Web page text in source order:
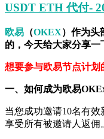
USDT ETH 代付-
欧易 （OKEX）作为头
的，今天给大家分享一
想要参与欧易节点计划
一、如何成为欧易
当您成功邀请10名有效
享受所有被邀请人返佣